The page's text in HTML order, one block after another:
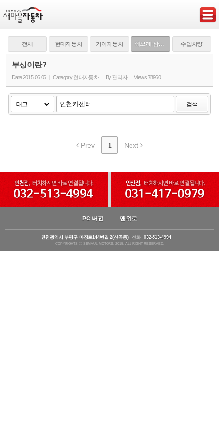
전체 현대자동차 기아자동차 쉐보레·삼성·쌍용 수입차량
부싱이란?
Date2015.06.06 Category 현대자동차 By 관리자 Views78960
검색
Prev 1 Next
PC 버전 맨위로
인천광역시 부평구 마장로144번길 2(산곡동) 전화 032-513-4994
COPYRIGHTS ⓒ SEMAUL MOTORS. 2015. ALL RIGHT RESERVED.
Sketchbook5, 스케치북5
Sketchbook5, 스케치북5